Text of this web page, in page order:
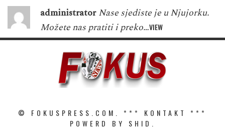
administrator Nase sjediste je u Njujorku.
Možete nas pratiti i preko…VIEW
© FOKUSPRESS.COM. *** KONTAKT
***
POWERD BY SHID.